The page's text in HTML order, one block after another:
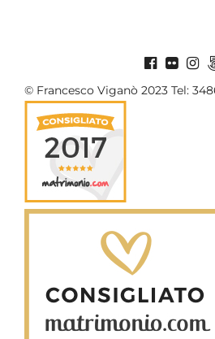
© Francesco Viganò 2023 Tel: